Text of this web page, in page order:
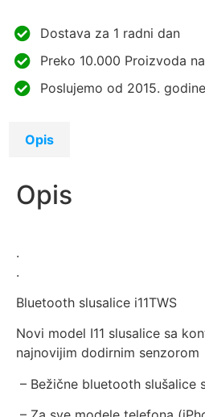
Dostava za 1 radni dan
Preko 10.000 Proizvoda
Poslujemo od 2015.
Opis
Opis
.
.
Bluetooth slusalice i11TWS
Novi model I11 slusalice sa
najnovijim dodirnim senzorom
– Bežične bluetooth slušalice